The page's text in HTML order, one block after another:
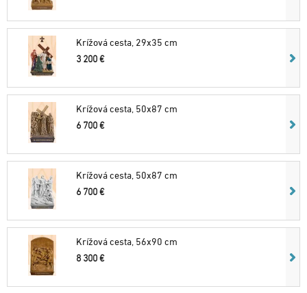
Krížová cesta, 29x35 cm
3 200 €
Krížová cesta, 50x87 cm
6 700 €
Krížová cesta, 50x87 cm
6 700 €
Krížová cesta, 56x90 cm
8 300 €